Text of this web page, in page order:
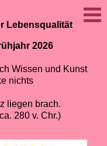
Lebensqualität
2026
Wissen und Kunst
nichts
liegen brach.
280 v. Chr.)